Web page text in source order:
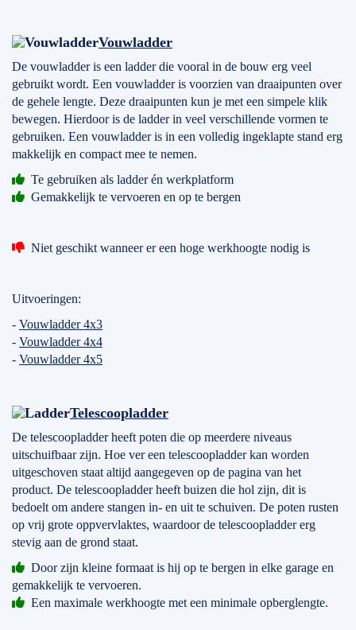
Vouwladder
De vouwladder is een ladder die vooral in de bouw erg veel
gebruikt wordt. Een vouwladder is voorzien van draaipunten over
de gehele lengte. Deze draaipunten kun je met een simpele klik
bewegen. Hierdoor is de ladder in veel verschillende vormen te
gebruiken. Een vouwladder is in een volledig ingeklapte stand erg
makkelijk en compact mee te nemen.
Te gebruiken als ladder én werkplatform
Gemakkelijk te vervoeren en op te bergen
Niet geschikt wanneer er een hoge werkhoogte nodig is
Uitvoeringen:
- Vouwladder 4x3
- Vouwladder 4x4
- Vouwladder 4x5
Telescoopladder
De telescoopladder heeft poten die op meerdere niveaus
uitschuifbaar zijn. Hoe ver een telescoopladder kan worden
uitgeschoven staat altijd aangegeven op de pagina van het
product. De telescoopladder heeft buizen die hol zijn, dit is
bedoelt om andere stangen in- en uit te schuiven. De poten rusten
op vrij grote oppvervlaktes, waardoor de telescoopladder erg
stevig aan de grond staat.
Door zijn kleine formaat is hij op te bergen in elke garage en
gemakkelijk te vervoeren.
Een maximale werkhoogte met een minimale opberglengte.